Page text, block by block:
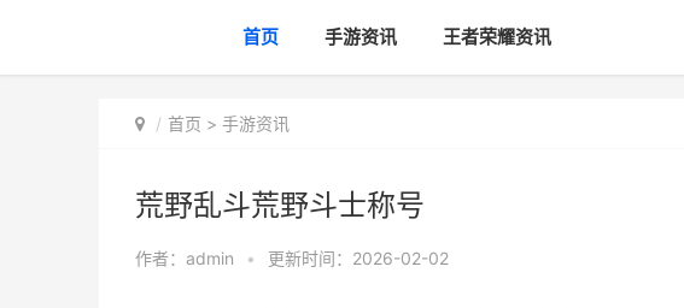
首页 手游资讯 王者荣耀资讯
首页 > 手游资讯
荒野乱斗荒野斗士称号
作者： admin • 更新时间：2026-02-02